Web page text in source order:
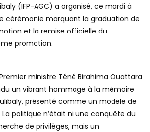
(IFP-AGC) a organisé, ce mardi à
cérémonie marquant la graduation de
et la remise officielle du
promotion.
ministre Téné Birahima Ouattara
un vibrant hommage à la mémoire
présenté comme un modèle de
La politique n’était ni une conquête du
de privilèges, mais un